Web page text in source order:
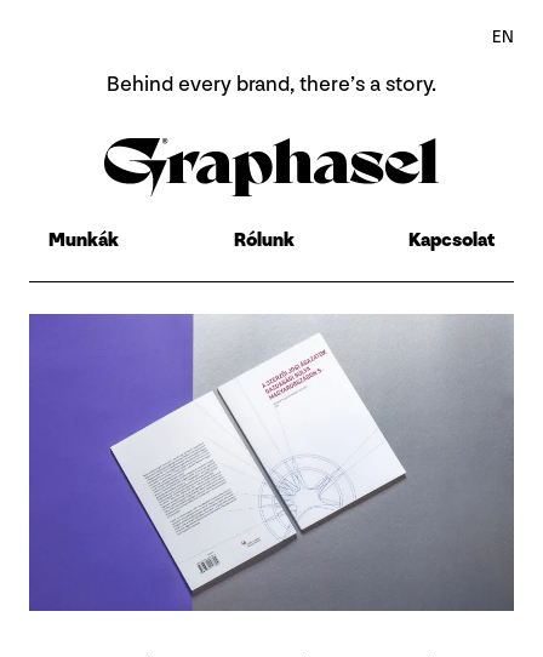
EN
Behind every brand,there’s a story.
Munkák Rólunk Kapcsolat
Home
Contact
EN